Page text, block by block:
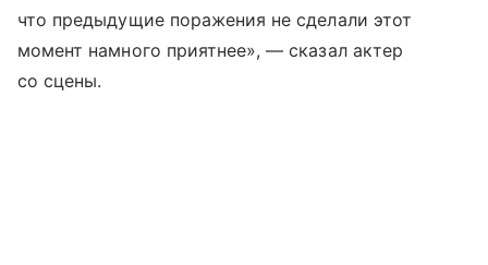
что предыдущие поражения не сделали этот
момент намного приятнее», — сказал актер
со сцены.